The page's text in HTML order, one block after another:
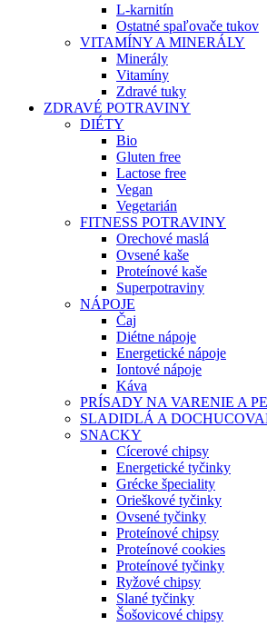
L-karnitín
Ostatné spaľovače tukov
VITAMÍNY A MINERÁLY
Minerály
Vitamíny
Zdravé tuky
ZDRAVÉ POTRAVINY
DIÉTY
Bio
Gluten free
Lactose free
Vegan
Vegetarián
FITNESS POTRAVINY
Orechové maslá
Ovsené kaše
Proteínové kaše
Superpotraviny
NÁPOJE
Čaj
Diétne nápoje
Energetické nápoje
Iontové nápoje
Káva
PRÍSADY NA VARENIE A
SLADIDLÁ A
SNACKY
Cícerové chipsy
Energetické tyčinky
Grécke špeciality
Orieškové tyčinky
Ovsené tyčinky
Proteínové chipsy
Proteínové cookies
Proteínové tyčinky
Ryžové chipsy
Slané tyčinky
Šošovicové chipsy